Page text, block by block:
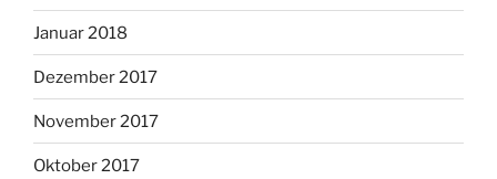
Januar 2018
Dezember 2017
November 2017
Oktober 2017